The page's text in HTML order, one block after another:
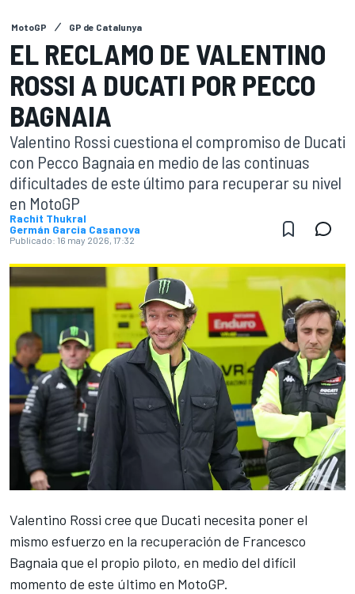
MotoGP GP de Catalunya
EL RECLAMO DE VALENTINO
ROSSI A DUCATI POR PECCO
BAGNAIA
Valentino Rossi cuestiona el compromiso de Ducati
con Pecco Bagnaia en medio de las continuas
dificultades de este último para recuperar su nivel
en MotoGP
Rachit Thukral
Germán Garcia Casanova
Publicado: 16 may 2026, 17:32
Valentino Rossi cree que Ducati necesita poner el
mismo esfuerzo en la recuperación de Francesco
Bagnaia que el propio piloto, en medio del difícil
momento de este último en MotoGP.